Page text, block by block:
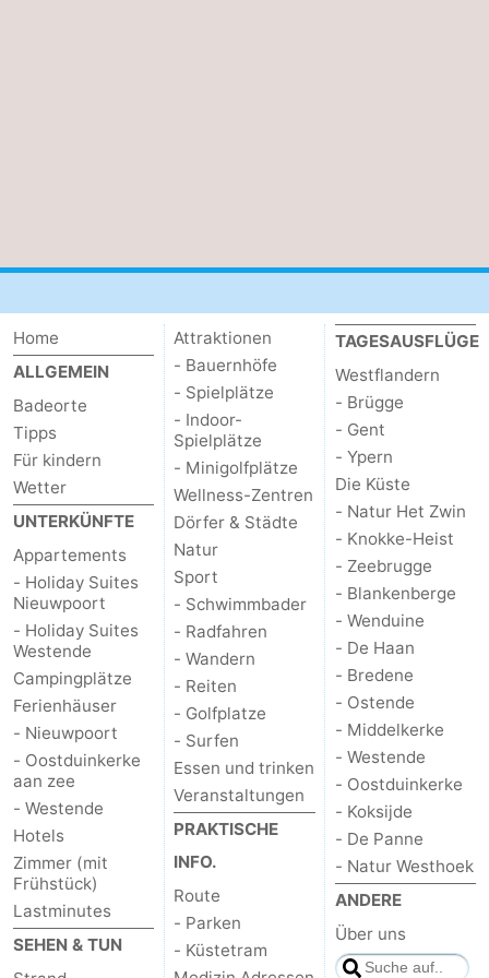
Home
ALLGEMEIN
Badeorte
Tipps
Für kindern
Wetter
UNTERKÜNFTE
Appartements
- Holiday Suites
Nieuwpoort
- Holiday Suites
Westende
Campingplätze
Ferienhäuser
- Nieuwpoort
- Oostduinkerke
aan zee
- Westende
Hotels
Zimmer (mit
Frühstück)
Lastminutes
SEHEN & TUN
Attraktionen
- Bauernhöfe
- Spielplätze
- Indoor-
Spielplätze
- Minigolfplätze
Wellness-Zentren
Dörfer & Städte
Natur
Sport
- Schwimmbader
- Radfahren
- Wandern
- Reiten
- Golfplatze
- Surfen
Essen und trinken
Veranstaltungen
PRAKTISCHE
INFO.
Route
- Parken
- Küstetram
TAGESAUSFLÜGE
Westflandern
- Brügge
- Gent
- Ypern
Die Küste
- Natur Het Zwin
- Knokke-Heist
- Zeebrugge
- Blankenberge
- Wenduine
- De Haan
- Bredene
- Ostende
- Middelkerke
- Westende
- Oostduinkerke
- Koksijde
- De Panne
- Natur Westhoek
ANDERE
Über uns